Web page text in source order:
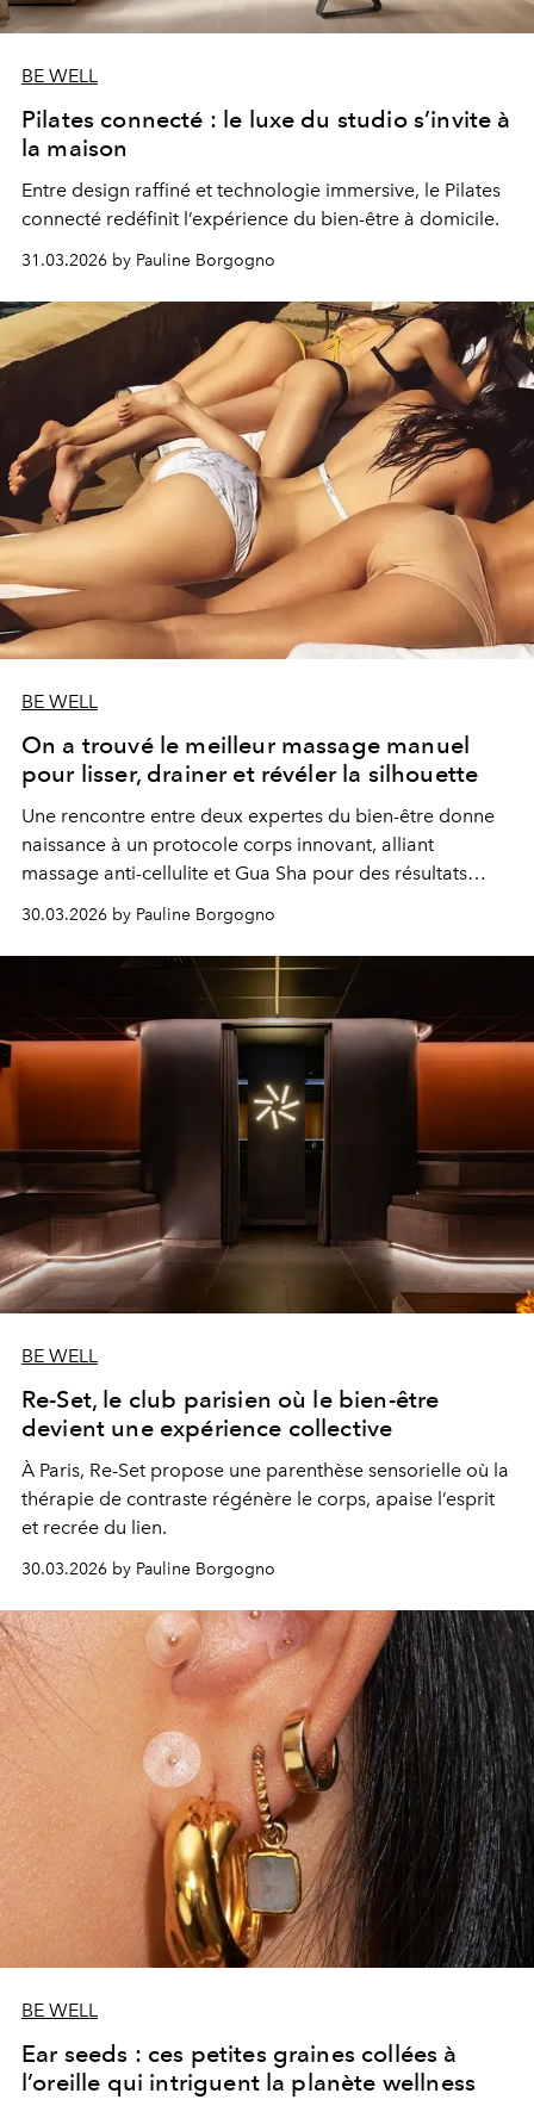
BE WELL
Pilates connecté : le luxe du studio s’invite à
la maison
Entre design raffiné et technologie immersive, le Pilates
connecté redéfinit l’expérience du bien-être à domicile.
31.03.2026 by Pauline Borgogno
BE WELL
On a trouvé le meilleur massage manuel
pour lisser, drainer et révéler la silhouette
Une rencontre entre deux expertes du bien-être donne
naissance à un protocole corps innovant, alliant
massage anti-cellulite et Gua Sha pour des résultats
visibles et durables.
30.03.2026 by Pauline Borgogno
BE WELL
Re-Set, le club parisien où le bien-être
devient une expérience collective
À Paris, Re-Set propose une parenthèse sensorielle où la
thérapie de contraste régénère le corps, apaise l’esprit
et recrée du lien.
30.03.2026 by Pauline Borgogno
BE WELL
Ear seeds : ces petites graines collées à
l’oreille qui intriguent la planète wellness